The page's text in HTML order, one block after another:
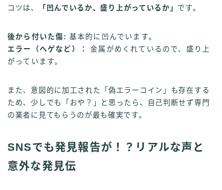
コツは、
「凹んでいるか、盛り上がっているか」 です。
後から付いた傷: 基本的に凹んでいます。
エラー（ヘゲなど）：
金属がめくれているので、盛り上
がっています。
また、意図的に加工された「偽エラーコイン」も存在する
ため、少しでも「おや？」と思ったら、自己判断せず専門
の業者に見てもらうのが最も確実です。
SNSでも発見報告が！？リアルな声と
意外な発見伝